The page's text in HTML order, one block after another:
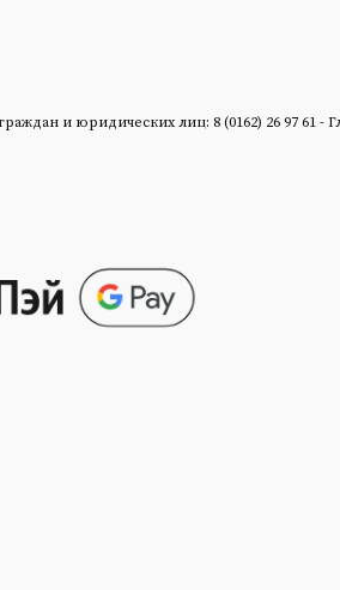
и юридических лиц: 8 (0162) 26 97 61 -